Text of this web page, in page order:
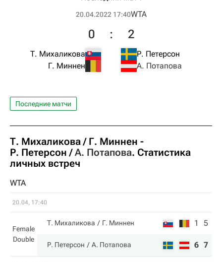
20.04.2022 17:40WTA
Т. Михаликова
Г. Миннен
0 : 2
Р. Петерсон
А. Потапова
Последние матчи
Т. Михаликова Г. Миннен -
Р. Петерсон
А. Потапова. Статистика
личных встреч
WTA
20.04, 17:40
Female
Double
Т. Михаликова Г. Миннен 1 5
Р. Петерсон А. Потапова 6 7